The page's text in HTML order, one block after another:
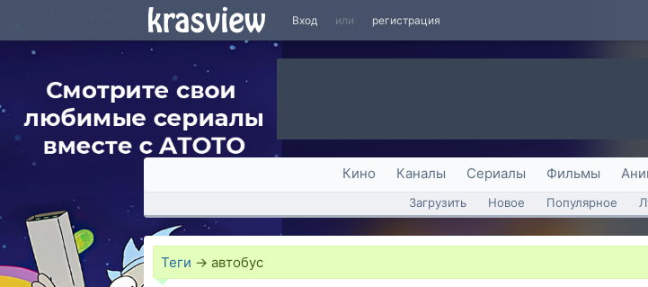
Вход или регистрация
Кино Каналы Сериалы Фильмы
Загрузить Новое Популярное
Теги → автобус